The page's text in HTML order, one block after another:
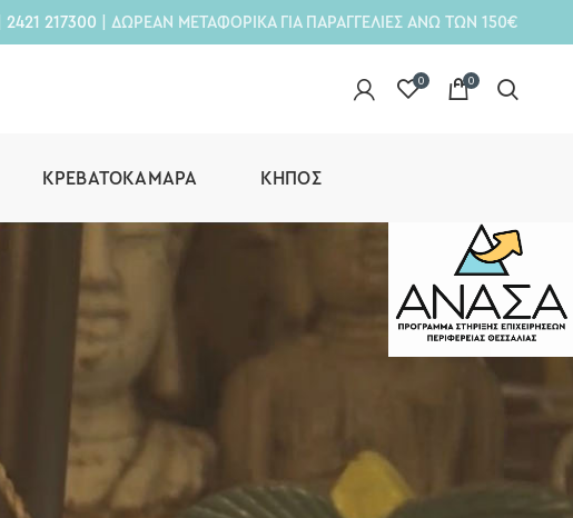
2421 217300 | ΔΩΡΕΑΝ ΜΕΤΑΦΟΡΙΚΑ ΓΙΑ ΠΑΡΑΓΓΕΛΙΕΣ ΑΝΩ ΤΩΝ 150€
0 0
ΚΡΕΒΑΤΟΚΆΜΑΡΑ ΚΉΠΟΣ